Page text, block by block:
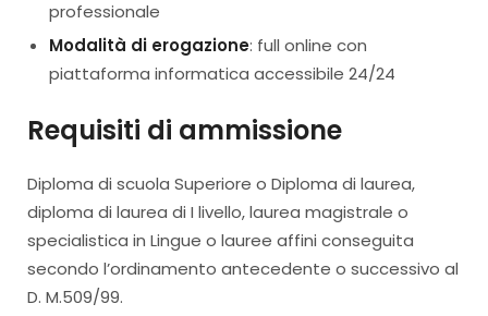
professionale
Modalità di erogazione: full online con
piattaforma informatica accessibile 24/24
Requisiti di ammissione
Diploma di scuola Superiore o Diploma di laurea,
diploma di laurea di I livello, laurea magistrale o
specialistica in Lingue o lauree affini conseguita
secondo l’ordinamento antecedente o successivo al
D. M.509/99.